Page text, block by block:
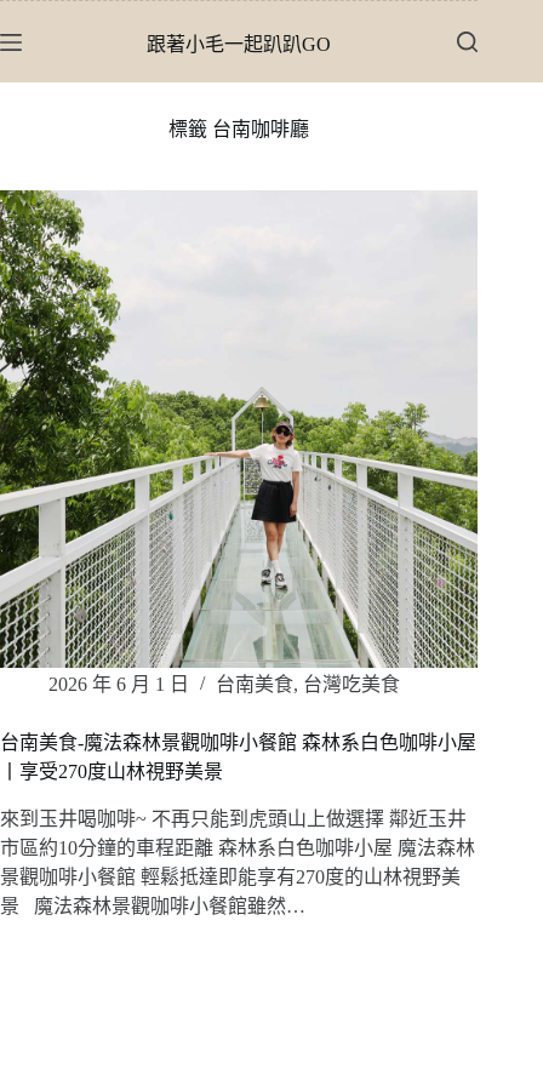
至
跟著小毛一起趴趴GO
標籤 台南咖啡廳
2026 年 6 月 1 日 台南美食, 台灣吃美食
台南美食-魔法森林景觀咖啡小餐館 森林系白色咖啡小屋
丨享受270度山林視野美景
來到玉井喝咖啡~ 不再只能到虎頭山上做選擇 鄰近玉井
市區約10分鐘的車程距離 森林系白色咖啡小屋 魔法森林
景觀咖啡小餐館 輕鬆抵達即能享有270度的山林視野美
景 魔法森林景觀咖啡小餐館雖然…